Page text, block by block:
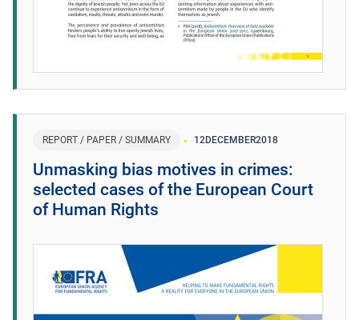
REPORT / PAPER / SUMMARY 12DECEMBER2018
Unmasking bias motives in crimes:
selected cases of the European Court
of Human Rights